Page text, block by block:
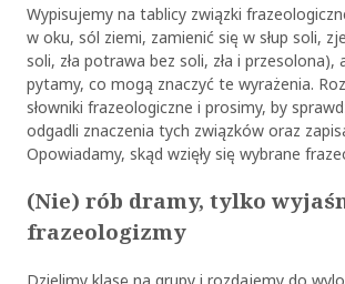
Wypisujemy na tablicy związki
w oku, sól ziemi, zamienić się w słup soli,
soli, zła potrawa bez soli, zła i przesolona),
pytamy, co mogą znaczyć te wyrażenia.
słowniki frazeologiczne i prosimy, by
odgadli znaczenia tych związków oraz
Opowiadamy, skąd wzięły się wybrane
(Nie) rób dramy, tylko
frazeologizmy